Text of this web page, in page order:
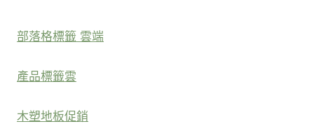
部落格標籤 雲端
產品標籤雲
木塑地板促銷